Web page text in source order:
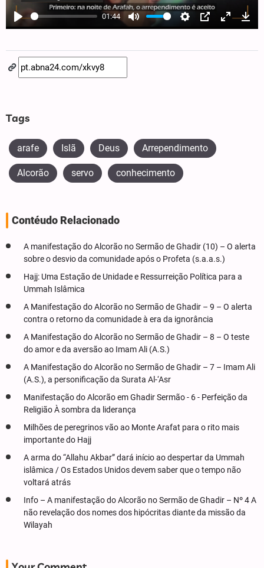
Play
01:44
Mute Settings
PIP Enter
Tags
arafe Islã Deus Arrependimento
Alcorão servo conhecimento
Contéudo Relacionado
A manifestação do Alcorão no Sermão de Ghadir (10) – O alerta
sobre o desvio da comunidade após o Profeta (s.a.a.s.)
Hajj: Uma Estação de Unidade e Ressurreição Política para a
Ummah Islâmica
A Manifestação do Alcorão no Sermão de Ghadir – 9 – O alerta
contra o retorno da comunidade à era da ignorância
A Manifestação do Alcorão no Sermão de Ghadir – 8 – O teste
do amor e da aversão ao Imam Ali (A.S.)
A Manifestação do Alcorão no Sermão de Ghadir – 7 – Imam Ali
(A.S.), a personificação da Surata Al-‘Asr
Manifestação do Alcorão em Ghadir Sermão - 6 - Perfeição da
Religião À sombra da liderança
Milhões de peregrinos vão ao Monte Arafat para o rito mais
importante do Hajj
A arma do “Allahu Akbar” dará início ao despertar da Ummah
islâmica / Os Estados Unidos devem saber que o tempo não
voltará atrás
Info – A manifestação do Alcorão no Sermão de Ghadir – Nº 4 A
não revelação dos nomes dos hipócritas diante da missão da
Wilayah